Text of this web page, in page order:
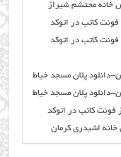
خانه محتشم شیراز
فونت کاتب در اتوکد
فونت کاتب در اتوکد
دانلود پلان مسجد خیاط
دانلود پلان مسجد خیاط
فونت کاتب در اتوکد
خانه اشیدری کرمان